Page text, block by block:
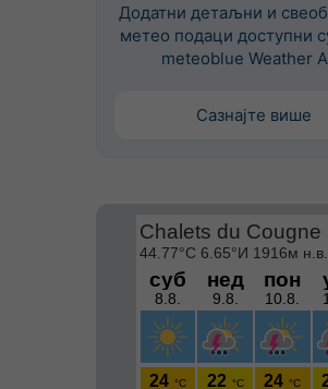
Додатни детаљни и
метео подаци доступни
meteoblue Weather
Сазнајте више